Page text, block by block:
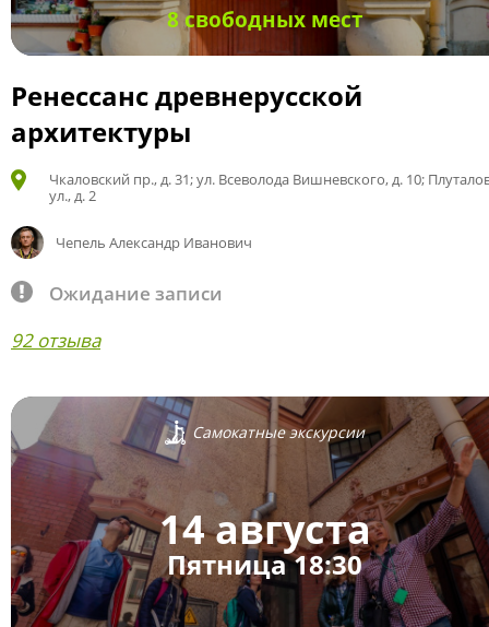
8 свободных мест
Ренессанс древнерусской
архитектуры
Чкаловский пр., д. 31; ул. Всеволода Вишневского, д. 10;
ул., д. 2
Чепель Александр Иванович
Ожидание записи
92 отзыва
Самокатные экскурсии
14 августа
Пятница 18:30